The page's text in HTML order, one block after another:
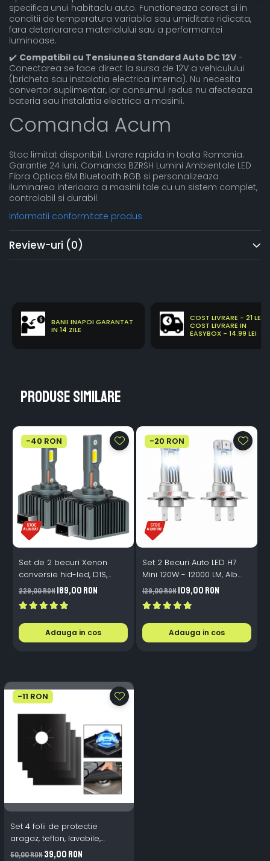
specifica unui habitaclu auto. Functioneaza corect si in
conditii de temperatura variabila sau umiditate ridicata,
fara deteriorarea materialului sau a performantei
luminoase.
✔️ Compatibil cu Tensiunea Standard Auto DC 12V -
Conectarea se face direct la sursa de 12V a vehiculului
(bricheta sau instalatia electrica interna). Nu necesita
convertor suplimentar, iar consumul redus nu afecteaza
bateria sau instalatia electrica a masinii.
Comanda Acum
Stoc limitat disponibil. Livrare rapida in toata Romania.
Garantie 24 luni. Comanda BZRSH Lumini Ambientale LED
Fibra Optica 6M Bluetooth RGB si personalizeaza
iluminarea interioara a masinii tale cu un sistem complet,
controlabil si durabil.
Informatii conformitate produs
Review-uri (0)
BANII INAPOI GARANTAT
IN 14 ZILE
COST LIVRARE - 21 LEI
COST LIVRARE IN
EASYBOX - 14.99 LEI
Produse similare
-40 RON
Set de 2 becuri Xenon
conversie hid-led, D1S,
120W, 12.000lm, Canbus,
Miez Cupru, Radiator
Aluminiu, Premium, Alb
Rece
229,00 RON189,00 RON
Adauga in cos
-20 RON
Set 2 Becuri Auto LED H7
Mini 120W - 12000 LM, Alb
Rece 6500K, Canbus
Integrat + Ventilator Răcire,
Plug & Play, 12-18V
129,00 RON109,00 RON
Adauga in cos
-11 RON
Set 4 folii de protectie
aragaz, teflon, lavabile,
reutilizabile, Negru/Gri
50,00 RON39,00 RON